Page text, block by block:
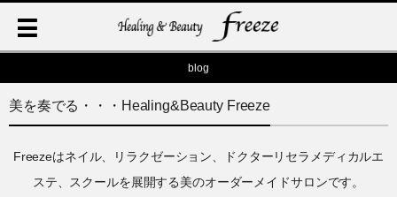
blog
美を奏でる・・・Healing&Beauty Freeze
Freezeはネイル、リラクゼーション、ドクターリセラメディカルエ
ステ、スクールを展開する美のオーダーメイドサロンです。